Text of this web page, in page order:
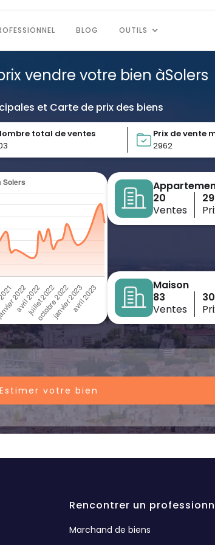
BLOG OUTILS
vendre votre bien àSolers
et Carte de prix des biens
total de ventes
Prix de vente
2962
20
Ventes
Maison
83
Ventes
Estimer votre bien
Rencontrer un
Marchand de biens